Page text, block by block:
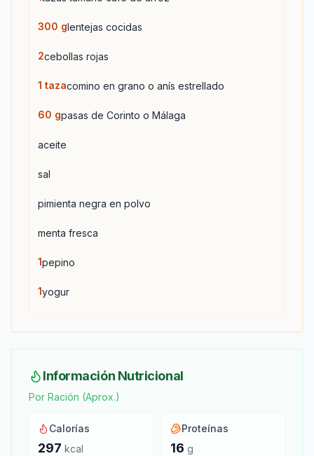
300 glentejas cocidas
2cebollas rojas
1 tazacomino en grano o anís estrellado
60 gpasas de Corinto o Málaga
aceite
sal
pimienta negra en polvo
menta fresca
1pepino
1yogur
Información Nutricional
Por Ración (Aprox.)
Calorías
297 kcal
Proteínas
16 g